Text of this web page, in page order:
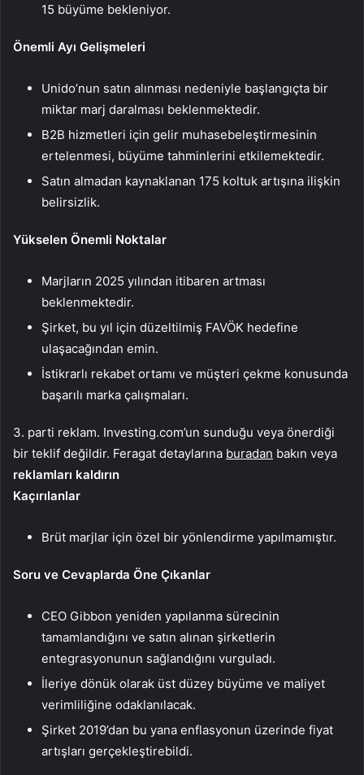
15 büyüme bekleniyor.
Önemli Ayı Gelişmeleri
Unido’nun satın alınması nedeniyle başlangıçta bir
miktar marj daralması beklenmektedir.
B2B hizmetleri için gelir muhasebeleştirmesinin
ertelenmesi, büyüme tahminlerini etkilemektedir.
Satın almadan kaynaklanan 175 koltuk artışına ilişkin
belirsizlik.
Yükselen Önemli Noktalar
Marjların 2025 yılından itibaren artması
beklenmektedir.
Şirket, bu yıl için düzeltilmiş FAVÖK hedefine
ulaşacağından emin.
İstikrarlı rekabet ortamı ve müşteri çekme konusunda
başarılı marka çalışmaları.
3. parti reklam. Investing.com’un sunduğu veya önerdiği
bir teklif değildir. Feragat detaylarına buradan bakın veya
reklamları kaldırın
Kaçırılanlar
Brüt marjlar için özel bir yönlendirme yapılmamıştır.
Soru ve Cevaplarda Öne Çıkanlar
CEO Gibbon yeniden yapılanma sürecinin
tamamlandığını ve satın alınan şirketlerin
entegrasyonunun sağlandığını vurguladı.
İleriye dönük olarak üst düzey büyüme ve maliyet
verimliliğine odaklanılacak.
Şirket 2019’dan bu yana enflasyonun üzerinde fiyat
artışları gerçekleştirebildi.